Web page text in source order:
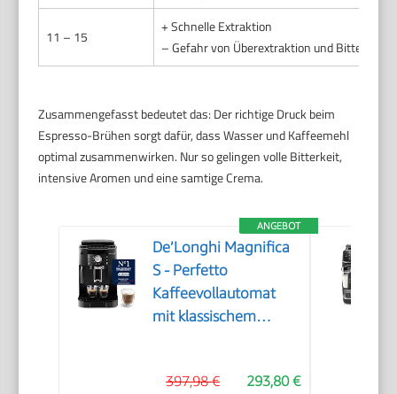
11 – 15
+ Schnelle Extraktion
– Gefahr von Überextraktion und
Zusammengefasst bedeutet das: Der richtige Druck beim
Espresso-Brühen sorgt dafür, dass Wasser und Kaffeemehl
optimal zusammenwirken. Nur so gelingen volle Bitterkeit,
intensive Aromen und eine samtige Crema.
ANGEBOT
De’Longhi Magnifica
S - Perfetto
Kaffeevollautomat
mit klassischem
Cappuccino
293,80 €
397,98 €